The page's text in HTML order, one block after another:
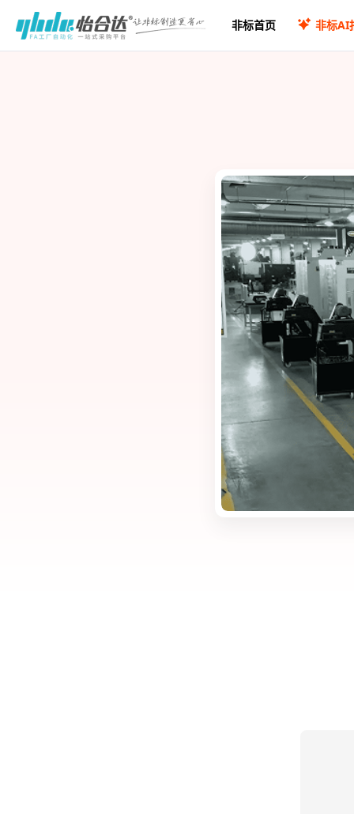
非标首页 非标AI